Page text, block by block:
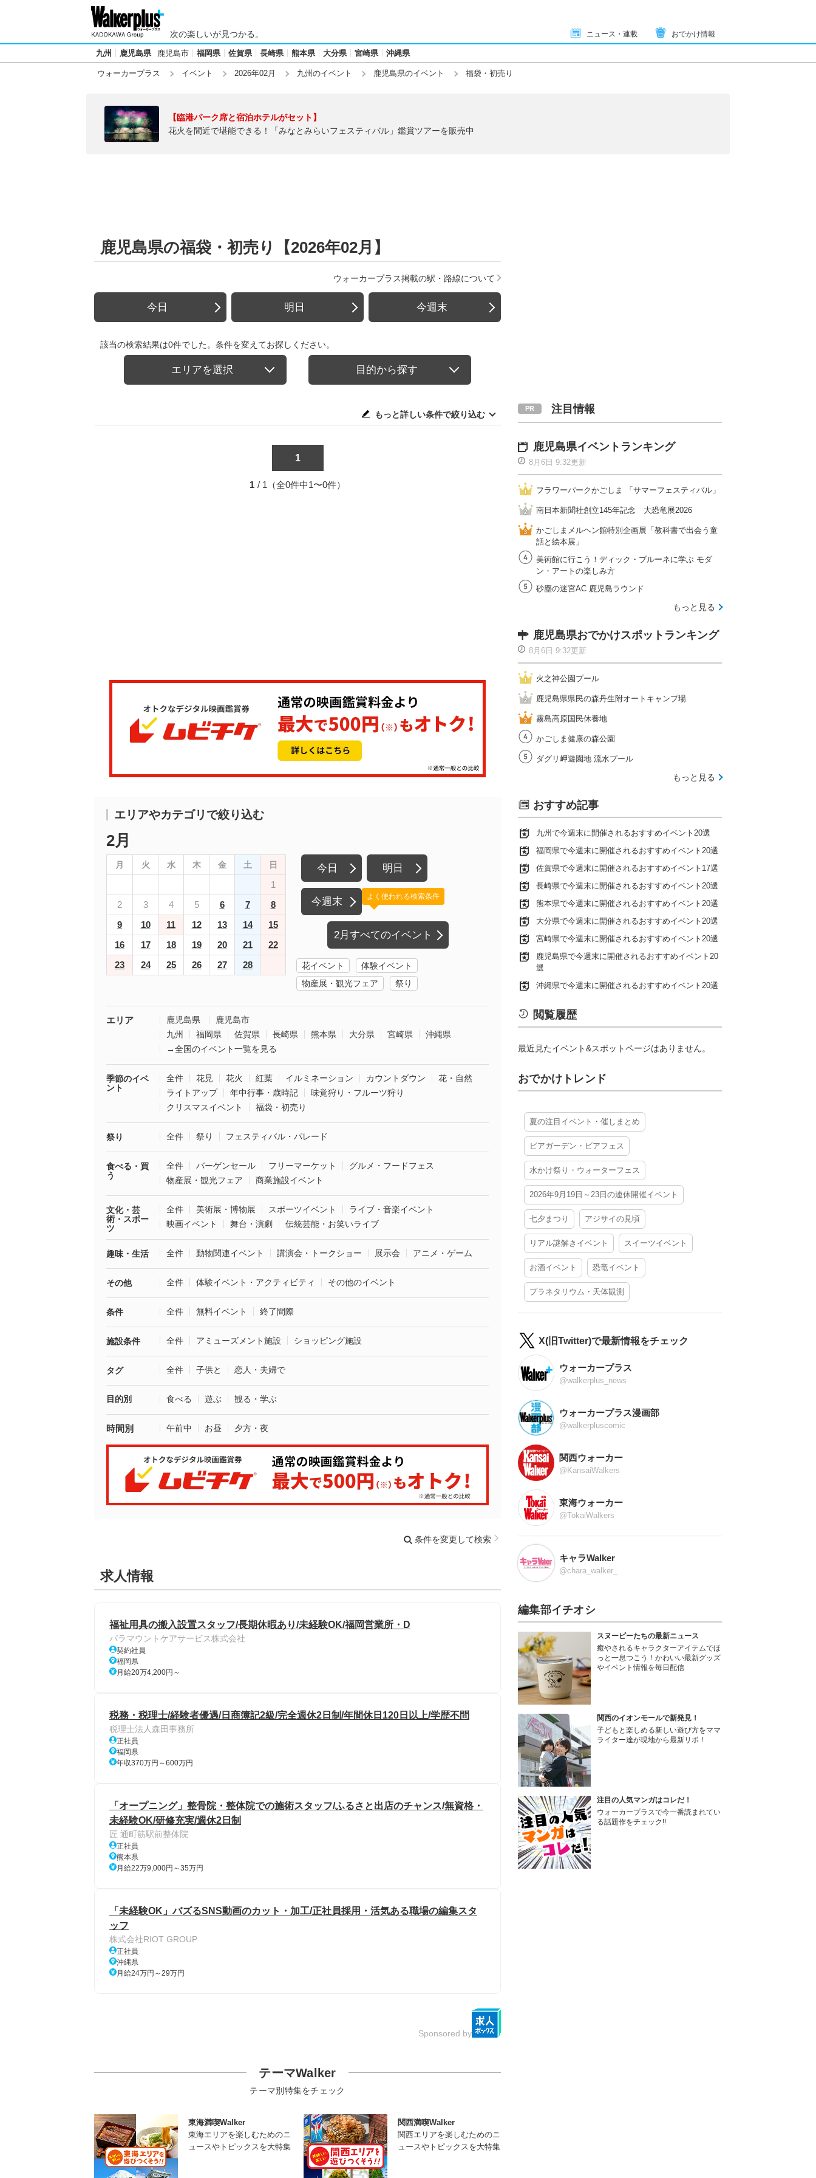
次の楽しいが見つかる。 ニュース・連載 おでかけ情報
九州 鹿児島県 鹿児島市 福岡県 佐賀県 長崎県 熊本県 大分県 宮崎県 沖縄県
ウォーカープラス イベント 2026年02月 九州のイベント 鹿児島県のイベント 福袋・初売り
【臨港パーク席と宿泊ホテルがセット】
花火を間近で堪能できる！「みなとみらいフェスティバル」鑑賞ツアーを販売中
鹿児島県の福袋・初売り【2026年02月】
ウォーカープラス掲載の駅・路線について
今日 明日 今週末
該当の検索結果は0件でした。条件を変えてお探しください。
エリアを選択 目的から探す
もっと詳しい条件で絞り込む
1
1 / 1（全0件中1〜0件）
エリアやカテゴリで絞り込む
2月
月 火 水 木 金 土 日
1
2
3 4 5 6 7
8
9
10 11 12 13 14
15
16
17 18 19 20 21
22
23
24 25 26 27 28
今日 明日
今週末
2月すべてのイベント
よく使われる検索条件
花イベント
体験イベント
物産展・観光フェア
祭り
エリア 鹿児島県
鹿児島市
九州
福岡県 佐賀県 長崎県 熊本県 大分県 宮崎県
沖縄県
→全国のイベント一覧を見る
季節のイベ
ント
全件 花見 花火 紅葉 イルミネーション カウントダウン
花・自然
ライトアップ
年中行事・歳時記
味覚狩り・フルーツ狩り
クリスマスイベント
福袋・初売り
祭り 全件 祭り フェスティバル・パレード
食べる・買
う
全件 バーゲンセール フリーマーケット
グルメ・フードフェス
物産展・観光フェア
商業施設イベント
文化・芸
術・スポー
ツ
全件 美術展・博物展 スポーツイベント
ライブ・音楽イベント
映画イベント
舞台・演劇 伝統芸能・お笑いライブ
趣味・生活 全件 動物関連イベント 講演会・トークショー 展示会 アニメ・ゲーム
その他 全件 体験イベント・アクティビティ その他のイベント
条件 全件 無料イベント 終了間際
施設条件 全件 アミューズメント施設 ショッピング施設
タグ 全件 子供と 恋人・夫婦で
目的別 食べる 遊ぶ 観る・学ぶ
時間別 午前中 お昼 夕方・夜
条件を変更して検索
求人情報
福祉用具の搬入設置スタッフ/長期休暇あり/未経験OK/福岡営業所・D
パラマウントケアサービス株式会社
契約社員
福岡県
月給20万4,200円～
税務・税理士/経験者優遇/日商簿記2級/完全週休2日制/年間休日120日以上/学歴不問
税理士法人森田事務所
正社員
福岡県
年収370万円～600万円
「オープニング」整骨院・整体院での施術スタッフ/ふるさと出店のチャンス/無資格・
未経験OK/研修充実/週休2日制
匠 通町筋駅前整体院
正社員
熊本県
月給22万9,000円～35万円
「未経験OK」バズるSNS動画のカット・加工/正社員採用・活気ある職場の編集スタ
ッフ
株式会社RIOT GROUP
正社員
沖縄県
月給24万円～29万円
Sponsored by
テーマWalker
テーマ別特集をチェック
東海満喫Walker
東海エリアを楽しむためのニ
ュースやトピックスを大特集
関西満喫Walker
関西エリアを楽しむためのニ
ュースやトピックスを大特集
注目情報
鹿児島県イベントランキング
8月6日 9:32更新
フラワーパークかごしま 「サマーフェスティバル」
南日本新聞社創立145年記念 大恐竜展2026
かごしまメルヘン館特別企画展「教科書で出会う童
話と絵本展」
美術館に行こう！ディック・ブルーネに学ぶ モダ
ン・アートの楽しみ方
砂塵の迷宮AC 鹿児島ラウンド
もっと見る
鹿児島県おでかけスポットランキング
8月6日 9:32更新
火之神公園プール
鹿児島県県民の森丹生附オートキャンプ場
霧島高原国民休養地
かごしま健康の森公園
ダグリ岬遊園地 流水プール
もっと見る
おすすめ記事
九州で今週末に開催されるおすすめイベント20選
福岡県で今週末に開催されるおすすめイベント20選
佐賀県で今週末に開催されるおすすめイベント17選
長崎県で今週末に開催されるおすすめイベント20選
熊本県で今週末に開催されるおすすめイベント20選
大分県で今週末に開催されるおすすめイベント20選
宮崎県で今週末に開催されるおすすめイベント20選
鹿児島県で今週末に開催されるおすすめイベント20
選
沖縄県で今週末に開催されるおすすめイベント20選
閲覧履歴
最近見たイベント&スポットページはありません。
おでかけトレンド
夏の注目イベント・催しまとめ
ビアガーデン・ビアフェス
水かけ祭り・ウォーターフェス
2026年9月19日～23日の連休開催イベント
七夕まつり アジサイの見頃
リアル謎解きイベント スイーツイベント
お酒イベント 恐竜イベント
プラネタリウム・天体観測
X(旧Twitter)で最新情報をチェック
ウォーカープラス
@walkerplus_news
ウォーカープラス漫画部
@walkerpluscomic
関西ウォーカー
@KansaiWalkers
東海ウォーカー
@TokaiWalkers
キャラWalker
@chara_walker_
編集部イチオシ
スヌーピーたちの最新ニュース
癒やされるキャラクターアイテムでほ
っと一息つこう！かわいい最新グッズ
やイベント情報を毎日配信
関西のイオンモールで新発見！
子どもと楽しめる新しい遊び方をママ
ライター達が現地から最新リポ！
注目の人気マンガはコレだ！
ウォーカープラスで今一番読まれてい
る話題作をチェック!!